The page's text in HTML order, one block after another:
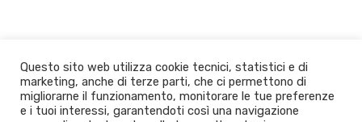
© 2021 JustCalabria.com by Panuzzo Prodotti Tipici | Calabrian Food
- P.IVA: 02662450804. All Rigths Reserved Design by Masnada Studio
MasnadaStudio|Theme:Letoby aThemes.
Questo sito web utilizza cookie tecnici, statistici e di
marketing, anche di terze parti, che ci permettono di
migliorarne il funzionamento, monitorare le tue preferenze
e i tuoi interessi, garantendoti così una navigazione